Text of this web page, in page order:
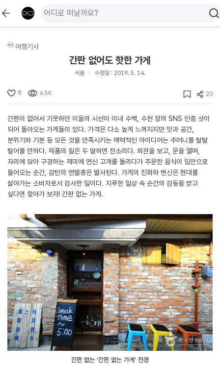
여행기사
간판 없어도 핫한 가게
서울 수정일 : 2019. 5. 14.
8 6.5K 20
간판이 없어서 기웃하던 이들의 시선이 이내 수백, 수천 장의 SNS 인증 샷이
되어 돌아오는 가게들이 있다. 가격은 다소 높게 느껴지지만 맛과 공간,
분위기와 기분 등 모든 것을 만족시키는 매력적인 아이디어는 주머니를 탈탈
털어볼 만하다. 제품의 질은 두 말하면 잔소리다. 외관을 보고, 문을 열며,
자리에 앉아 구경하는 재미에 연신 고개를 돌리다가 주문한 음식이 입안으로
들어오는 순간, 감탄의 연발총은 발사된다. 가게의 진화와 변신은 현대를
살아가는 소비자로서 감사한 일이다. 지루한 일상 속 순간의 감동을 받고
싶다면 찾아가 보자! 간판 없는 가게.
간판 없는 ‘간판 없는 가게’ 전경